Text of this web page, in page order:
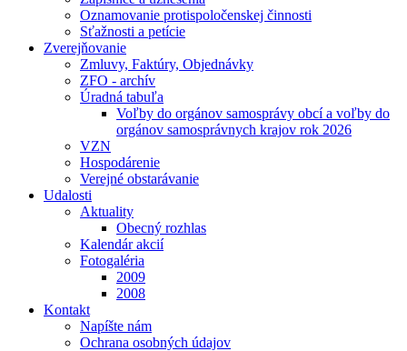
Oznamovanie protispoločenskej činnosti
Sťažnosti a petície
Zverejňovanie
Zmluvy, Faktúry, Objednávky
ZFO - archív
Úradná tabuľa
Voľby do orgánov samosprávy obcí a voľby do
orgánov samosprávnych krajov rok 2026
VZN
Hospodárenie
Verejné obstarávanie
Udalosti
Aktuality
Obecný rozhlas
Kalendár akcií
Fotogaléria
2009
2008
Kontakt
Napíšte nám
Ochrana osobných údajov